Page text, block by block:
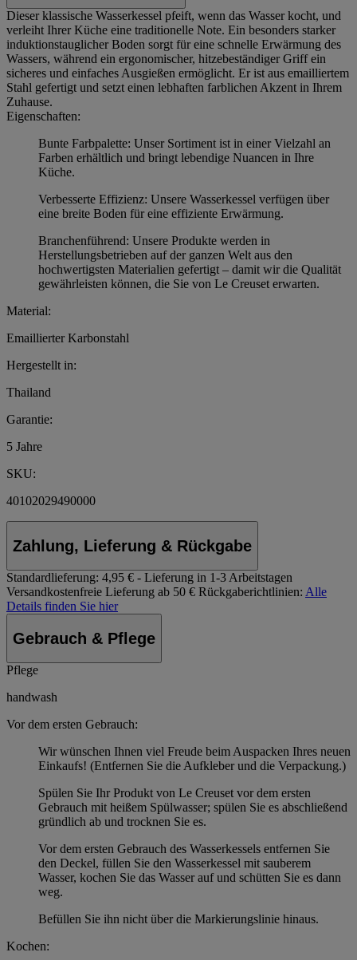
Dieser klassische Wasserkessel pfeift, wenn das Wasser kocht, und
verleiht Ihrer Küche eine traditionelle Note. Ein besonders starker
induktionstauglicher Boden sorgt für eine schnelle Erwärmung des
Wassers, während ein ergonomischer, hitzebeständiger Griff ein
sicheres und einfaches Ausgießen ermöglicht. Er ist aus emailliertem
Stahl gefertigt und setzt einen lebhaften farblichen Akzent in Ihrem
Zuhause.
Eigenschaften:
Bunte Farbpalette: Unser Sortiment ist in einer Vielzahl an
Farben erhältlich und bringt lebendige Nuancen in Ihre
Küche.
Verbesserte Effizienz: Unsere Wasserkessel verfügen über
eine breite Boden für eine effiziente Erwärmung.
Branchenführend: Unsere Produkte werden in
Herstellungsbetrieben auf der ganzen Welt aus den
hochwertigsten Materialien gefertigt – damit wir die Qualität
gewährleisten können, die Sie von Le Creuset erwarten.
Material:
Emaillierter Karbonstahl
Hergestellt in:
Thailand
Garantie:
5 Jahre
SKU:
40102029490000
Zahlung, Lieferung & Rückgabe
Standardlieferung: 4,95 € - Lieferung in 1-3 Arbeitstagen
Versandkostenfreie Lieferung ab 50 € Rückgaberichtlinien: Alle
Details finden Sie hier
Gebrauch & Pflege
Pflege
handwash
Vor dem ersten Gebrauch:
Wir wünschen Ihnen viel Freude beim Auspacken Ihres neuen
Einkaufs! (Entfernen Sie die Aufkleber und die Verpackung.)
Spülen Sie Ihr Produkt von Le Creuset vor dem ersten
Gebrauch mit heißem Spülwasser; spülen Sie es abschließend
gründlich ab und trocknen Sie es.
Vor dem ersten Gebrauch des Wasserkessels entfernen Sie
den Deckel, füllen Sie den Wasserkessel mit sauberem
Wasser, kochen Sie das Wasser auf und schütten Sie es dann
weg.
Befüllen Sie ihn nicht über die Markierungslinie hinaus.
Kochen: